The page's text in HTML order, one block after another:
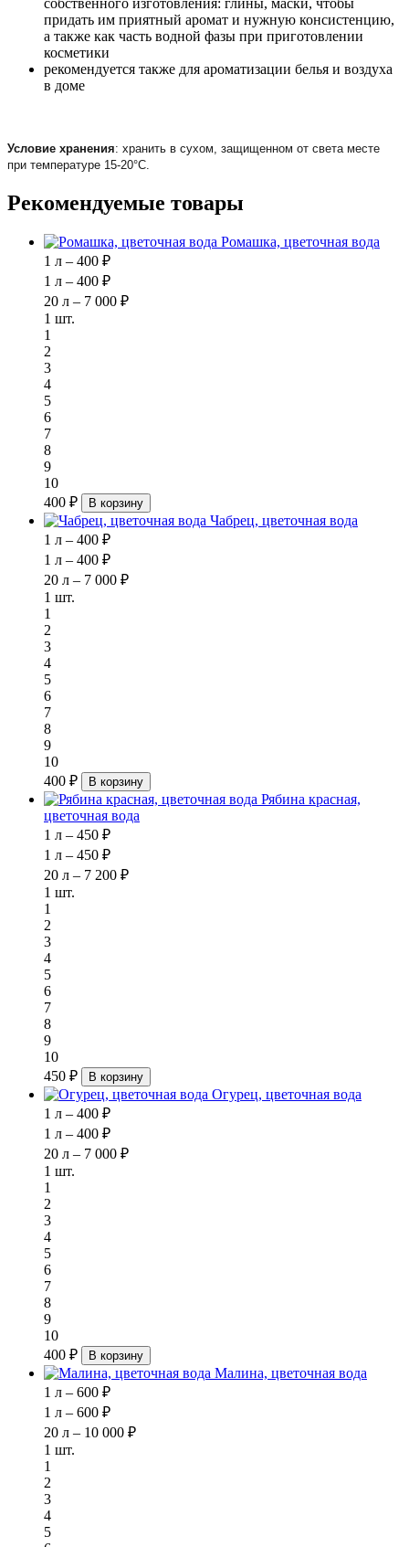
собственного изготовления: глины, маски, чтобы
придать им приятный аромат и нужную консистенцию,
а также как часть водной фазы при приготовлении
косметики
рекомендуется также для ароматизации белья и воздуха
в доме
Условие хранения: хранить в сухом, защищенном от света месте
при температуре 15-20°С.
Рекомендуемые товары
Ромашка, цветочная вода
1 л – 400 ₽
1 л – 400 ₽
20 л – 7 000 ₽
1 шт.
1
2
3
4
5
6
7
8
9
10
400 ₽
В корзину
Чабрец, цветочная вода
1 л – 400 ₽
1 л – 400 ₽
20 л – 7 000 ₽
1 шт.
1
2
3
4
5
6
7
8
9
10
400 ₽
В корзину
Рябина красная,
цветочная вода
1 л – 450 ₽
1 л – 450 ₽
20 л – 7 200 ₽
1 шт.
1
2
3
4
5
6
7
8
9
10
450 ₽
В корзину
Огурец, цветочная вода
1 л – 400 ₽
1 л – 400 ₽
20 л – 7 000 ₽
1 шт.
1
2
3
4
5
6
7
8
9
10
400 ₽
В корзину
Малина, цветочная вода
1 л – 600 ₽
1 л – 600 ₽
20 л – 10 000 ₽
1 шт.
1
2
3
4
5